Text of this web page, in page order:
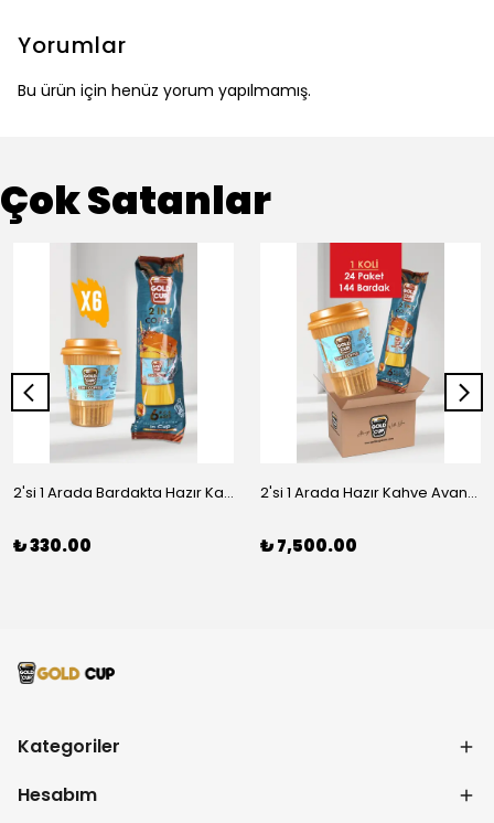
Yorumlar
Bu ürün için henüz yorum yapılmamış.
Çok Satanlar
2'si 1 Arada Bardakta Hazır Kahve 6'lı
₺ 330.00
2'si 1 Arada Hazır Kahve Avantaj Paket 1 Koli (24 Paket, 144 Bardak)
₺ 7,500.00
Kategoriler
Hesabım